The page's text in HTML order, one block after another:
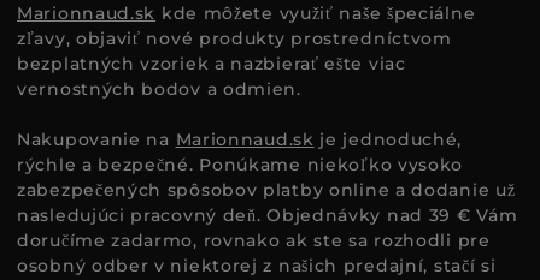
Marionnaud.sk kde môžete využiť naše špeciálne
zľavy, objaviť nové produkty prostredníctvom
bezplatných vzoriek a nazbierať ešte viac
vernostných bodov a odmien.
Nakupovanie na Marionnaud.sk je jednoduché,
rýchle a bezpečné. Ponúkame niekoľko vysoko
zabezpečených spôsobov platby online a dodanie už
nasledujúci pracovný deň. Objednávky nad 39 € Vám
doručíme zadarmo, rovnako ak ste sa rozhodli pre
osobný odber v niektorej z našich predajní, stačí si